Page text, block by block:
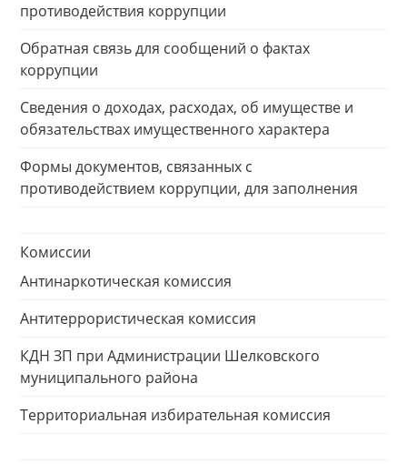
противодействия коррупции
Обратная связь для сообщений о фактах
коррупции
Сведения о доходах, расходах, об имуществе и
обязательствах имущественного характера
Формы документов, связанных с
противодействием коррупции, для заполнения
Комиссии
Антинаркотическая комиссия
Антитеррористическая комиссия
КДН ЗП при Администрации Шелковского
муниципального района
Территориальная избирательная комиссия